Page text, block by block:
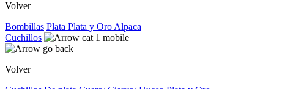
Volver
Bombillas Plata Plata y Oro Alpaca
Cuchillos
Volver